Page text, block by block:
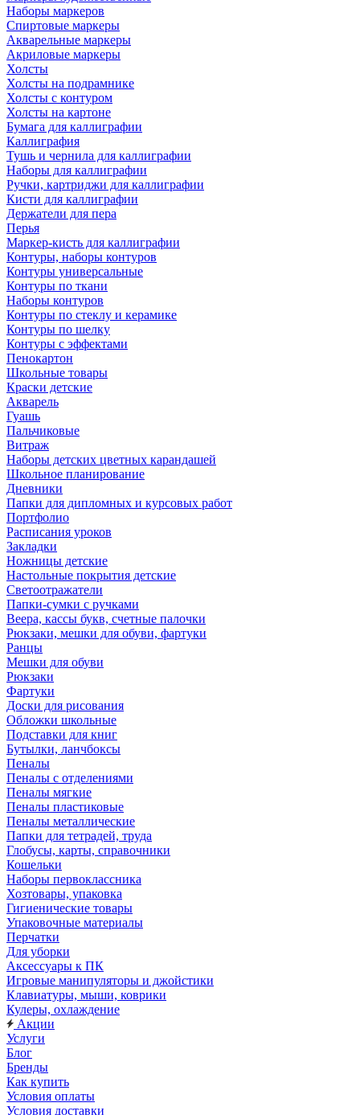
Наборы маркеров
Спиртовые маркеры
Акварельные маркеры
Акриловые маркеры
Холсты
Холсты на подрамнике
Холсты с контуром
Холсты на картоне
Бумага для каллиграфии
Каллиграфия
Тушь и чернила для каллиграфии
Наборы для каллиграфии
Ручки, картриджи для каллиграфии
Кисти для каллиграфии
Держатели для пера
Перья
Маркер-кисть для каллиграфии
Контуры, наборы контуров
Контуры универсальные
Контуры по ткани
Наборы контуров
Контуры по стеклу и керамике
Контуры по шелку
Контуры с эффектами
Пенокартон
Школьные товары
Краски детские
Акварель
Гуашь
Пальчиковые
Витраж
Наборы детских цветных карандашей
Школьное планирование
Дневники
Папки для дипломных и курсовых работ
Портфолио
Расписания уроков
Закладки
Ножницы детские
Настольные покрытия детские
Светоотражатели
Папки-сумки с ручками
Веера, кассы букв, счетные палочки
Рюкзаки, мешки для обуви, фартуки
Ранцы
Мешки для обуви
Рюкзаки
Фартуки
Доски для рисования
Обложки школьные
Подставки для книг
Бутылки, ланчбоксы
Пеналы
Пеналы с отделениями
Пеналы мягкие
Пеналы пластиковые
Пеналы металлические
Папки для тетрадей, труда
Глобусы, карты, справочники
Кошельки
Наборы первоклассника
Хозтовары, упаковка
Гигиенические товары
Упаковочные материалы
Перчатки
Для уборки
Аксессуары к ПК
Игровые манипуляторы и джойстики
Клавиатуры, мыши, коврики
Кулеры, охлаждение
Акции
Услуги
Блог
Бренды
Как купить
Условия оплаты
Условия доставки